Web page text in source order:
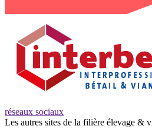
réseaux sociaux
Les autres sites de la filière élevage &